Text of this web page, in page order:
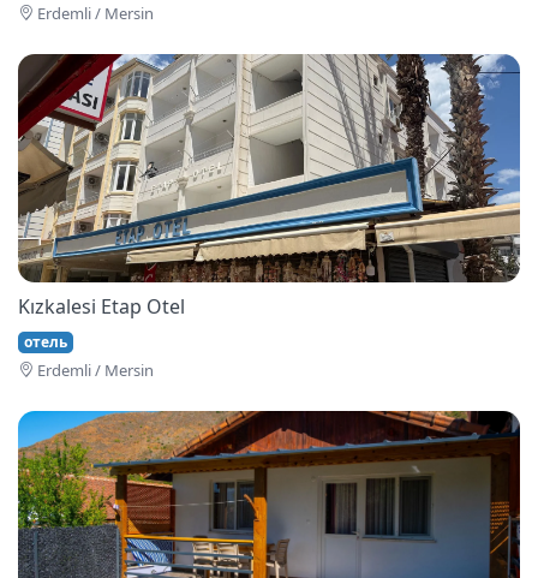
Erdemli / Mersin
Kızkalesi Etap Otel
отель
Erdemli / Mersin